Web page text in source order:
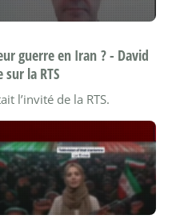
guerre en Iran ? - David
la RTS
l’invité de la RTS.